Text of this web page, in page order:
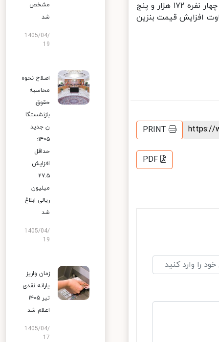
که برای برای خانوار یک نفره ۵۵ هزار، دو نفره ۱۰۳ هزار، سه نفره ۱۳۸ هزار، چهار نفره ۱۷۲ هزار و پنج
آبان ۱۳۹۸ و از محل مابه‌التفاوت افزایش قیمت بنزین
PRINT
PDF
مشخص
شد
1405/04/
19
اصلاح نحوه
محاسبه
حقوق
بازنشستگا
ن جدید
۱۴۰۵؛
حداقل
افزایش
۲۷.۵
میلیون
ریالی ابلاغ
شد
1405/04/
19
زمان واریز
یارانه نقدی
تیر ۱۴۰۵
اعلام شد
1405/04/
17